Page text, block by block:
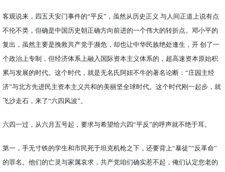
客观说来，四五天安门事件的“平反”，虽然从历史正义 与人间正道上说有点
不伦不类，但确是中国历史朝正确方向前进的一个伟大的转折点。邓小平的
复出，虽然主要是挽救共产党于濒危，却也让中华民族绝处逢生，开 创了一
个政治上专制，但经济体系上融入国际资本主义体系的，超高速资本原始积
累与发展的时代。这个时代，就是无名氏阿妞不牛的著名论断：“庄园主经
济”与北方先进民主资本主义共和的美丽坚全球时代。这个时代刚一起步，就
飞沙走石，来了“六四风波”。
六四一过，从六月五号起，要求与希望给六四“平反”的呼声就不绝于耳。
第一，手无寸铁的学生和市民死于坦克机枪之下，还要背上“暴徒”“反革命”
的罪名。他们的亡灵与家属哀求，共产党咱们确实惹不起，俺们认定您老的